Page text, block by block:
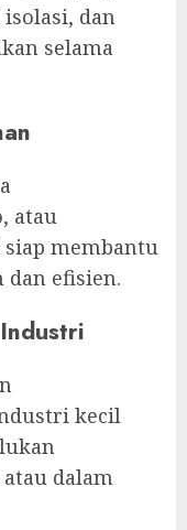
dan
selama
atau
membantu
dan efisien.
kecil
dalam